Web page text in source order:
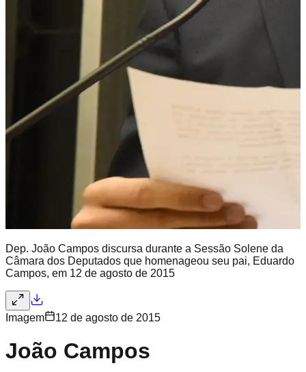
Dep. João Campos discursa durante a Sessão Solene da
Câmara dos Deputados que homenageou seu pai, Eduardo
Campos, em 12 de agosto de 2015
Imagem 12 de agosto de 2015
João Campos